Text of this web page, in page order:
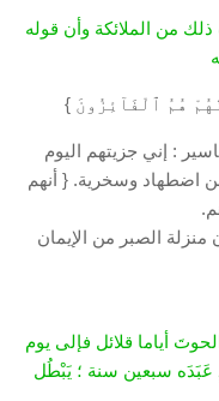
من الملائكة وأن قوله
هُمُ ٱلْفَآئِزُونَ }
: إني جزيتهم اليوم
اضطهاد وسخرية. { أنهم
منزلة الصبر من الإيمان
أياما قلائل فإلى يوم
عَبَدَه سبعين سنة ؛ يَبْطُل